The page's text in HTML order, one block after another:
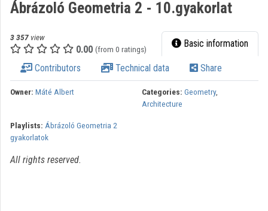
Log In
Organization discovery
Categories
Organization playlists
Contributors
Ábrázoló Geometria 2 - 10.gyakorlat
3 357 view
0.00 (from 0 ratings) Basic information
Contributors Technical data Share
Owner: Máté Albert Categories: Geometry,
Architecture
Playlists: Ábrázoló Geometria 2
gyakorlatok
All rights reserved.